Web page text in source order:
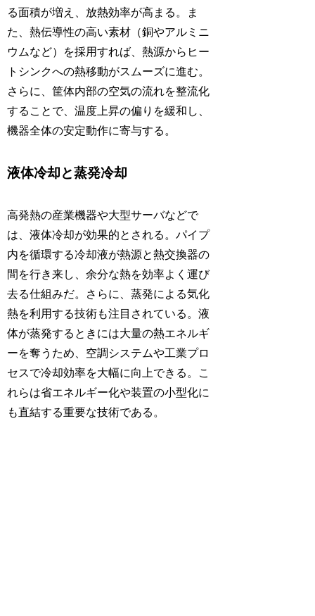
る面積が増え、放熱効率が高まる。ま
た、熱伝導性の高い素材（銅やアルミニ
ウムなど）を採用すれば、熱源からヒー
トシンクへの熱移動がスムーズに進む。
さらに、筐体内部の空気の流れを整流化
することで、温度上昇の偏りを緩和し、
機器全体の安定動作に寄与する。
液体冷却と蒸発冷却
高発熱の産業機器や大型サーバなどで
は、液体冷却が効果的とされる。パイプ
内を循環する冷却液が熱源と熱交換器の
間を行き来し、余分な熱を効率よく運び
去る仕組みだ。さらに、蒸発による気化
熱を利用する技術も注目されている。液
体が蒸発するときには大量の熱エネルギ
ーを奪うため、空調システムや工業プロ
セスで冷却効率を大幅に向上できる。こ
れらは省エネルギー化や装置の小型化に
も直結する重要な技術である。